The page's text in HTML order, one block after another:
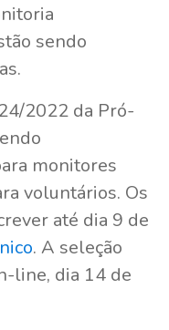
sendo
2022 da Pró-
monitores
voluntários. Os
até dia 9 de
. A seleção
line, dia 14 de